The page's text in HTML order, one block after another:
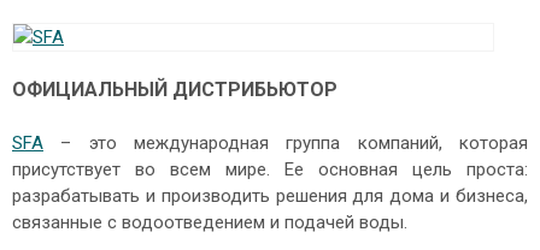
ОФИЦИАЛЬНЫЙ ДИСТРИБЬЮТОР
SFA – это международная группа компаний, которая
присутствует во всем мире. Ее основная цель проста:
разрабатывать и производить решения для дома и бизнеса,
связанные с водоотведением и подачей воды.